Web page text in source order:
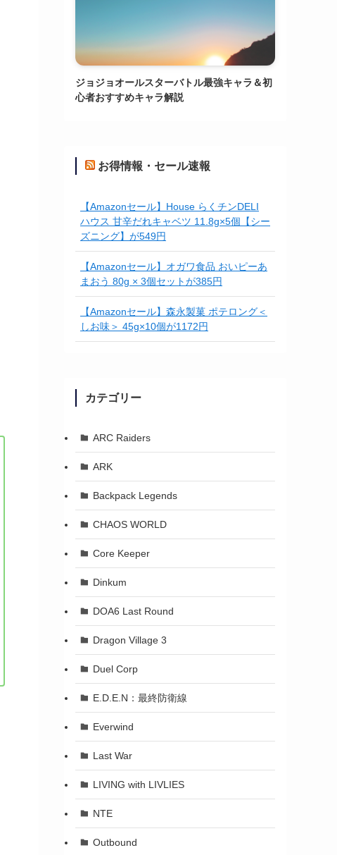
ジョジョオールスターバトル最強キャラ＆初
心者おすすめキャラ解説
お得情報・セール速報
【Amazonセール】House らくチンDELI
ハウス 甘辛だれキャベツ 11.8g×5個【シー
ズニング】が549円
【Amazonセール】オガワ食品 おいピーあ
まおう 80g × 3個セットが385円
【Amazonセール】森永製菓 ポテロング＜
しお味＞ 45g×10個が1172円
カテゴリー
ARC Raiders
ARK
Backpack Legends
CHAOS WORLD
Core Keeper
Dinkum
DOA6 Last Round
Dragon Village 3
Duel Corp
E.D.E.N：最終防衛線
Everwind
Last War
LIVING with LIVLIES
NTE
Outbound